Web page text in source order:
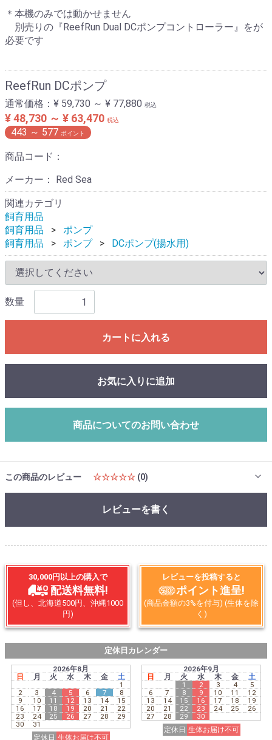
＊本機のみでは動かせません
別売りの『ReefRun Dual DCポンプコントローラー』をが
必要です
ReefRun DCポンプ
通常価格： ¥ 59,730 ～ ¥ 77,880 税込
¥ 48,730 ～ ¥ 63,470 税込
443 ～ 577 ポイント
商品コード：
メーカー： Red Sea
関連カテゴリ
飼育用品
飼育用品
ポンプ
飼育用品
ポンプ DCポンプ(揚水用)
数量
カートに入れる
お気に入りに追加
商品についてのお問い合わせ
この商品のレビュー ☆☆☆☆☆ (0)
レビューを書く
30,000円以上の購入で
配送料無料!
(但し、北海道500円、沖縄1000
円)
レビューを投稿すると
ポイント進呈!
(商品金額の3%を付与) (生体を除
く)
定休日カレンダー
2026年8月
日
月 火 水 木 金
土
1
2
3 4 5 6 7
8
9
10 11 12 13 14
15
16
17 18 19 20 21
22
23
24 25 26 27 28
29
30
31
定休日 生体お届け不可
2026年9月
日
月 火 水 木 金
土
1
2 3 4
5
6
7 8 9 10 11
12
13
14 15 16 17 18
19
20
21 22 23 24 25
26
27
28 29
30
定休日 生体お届け不可